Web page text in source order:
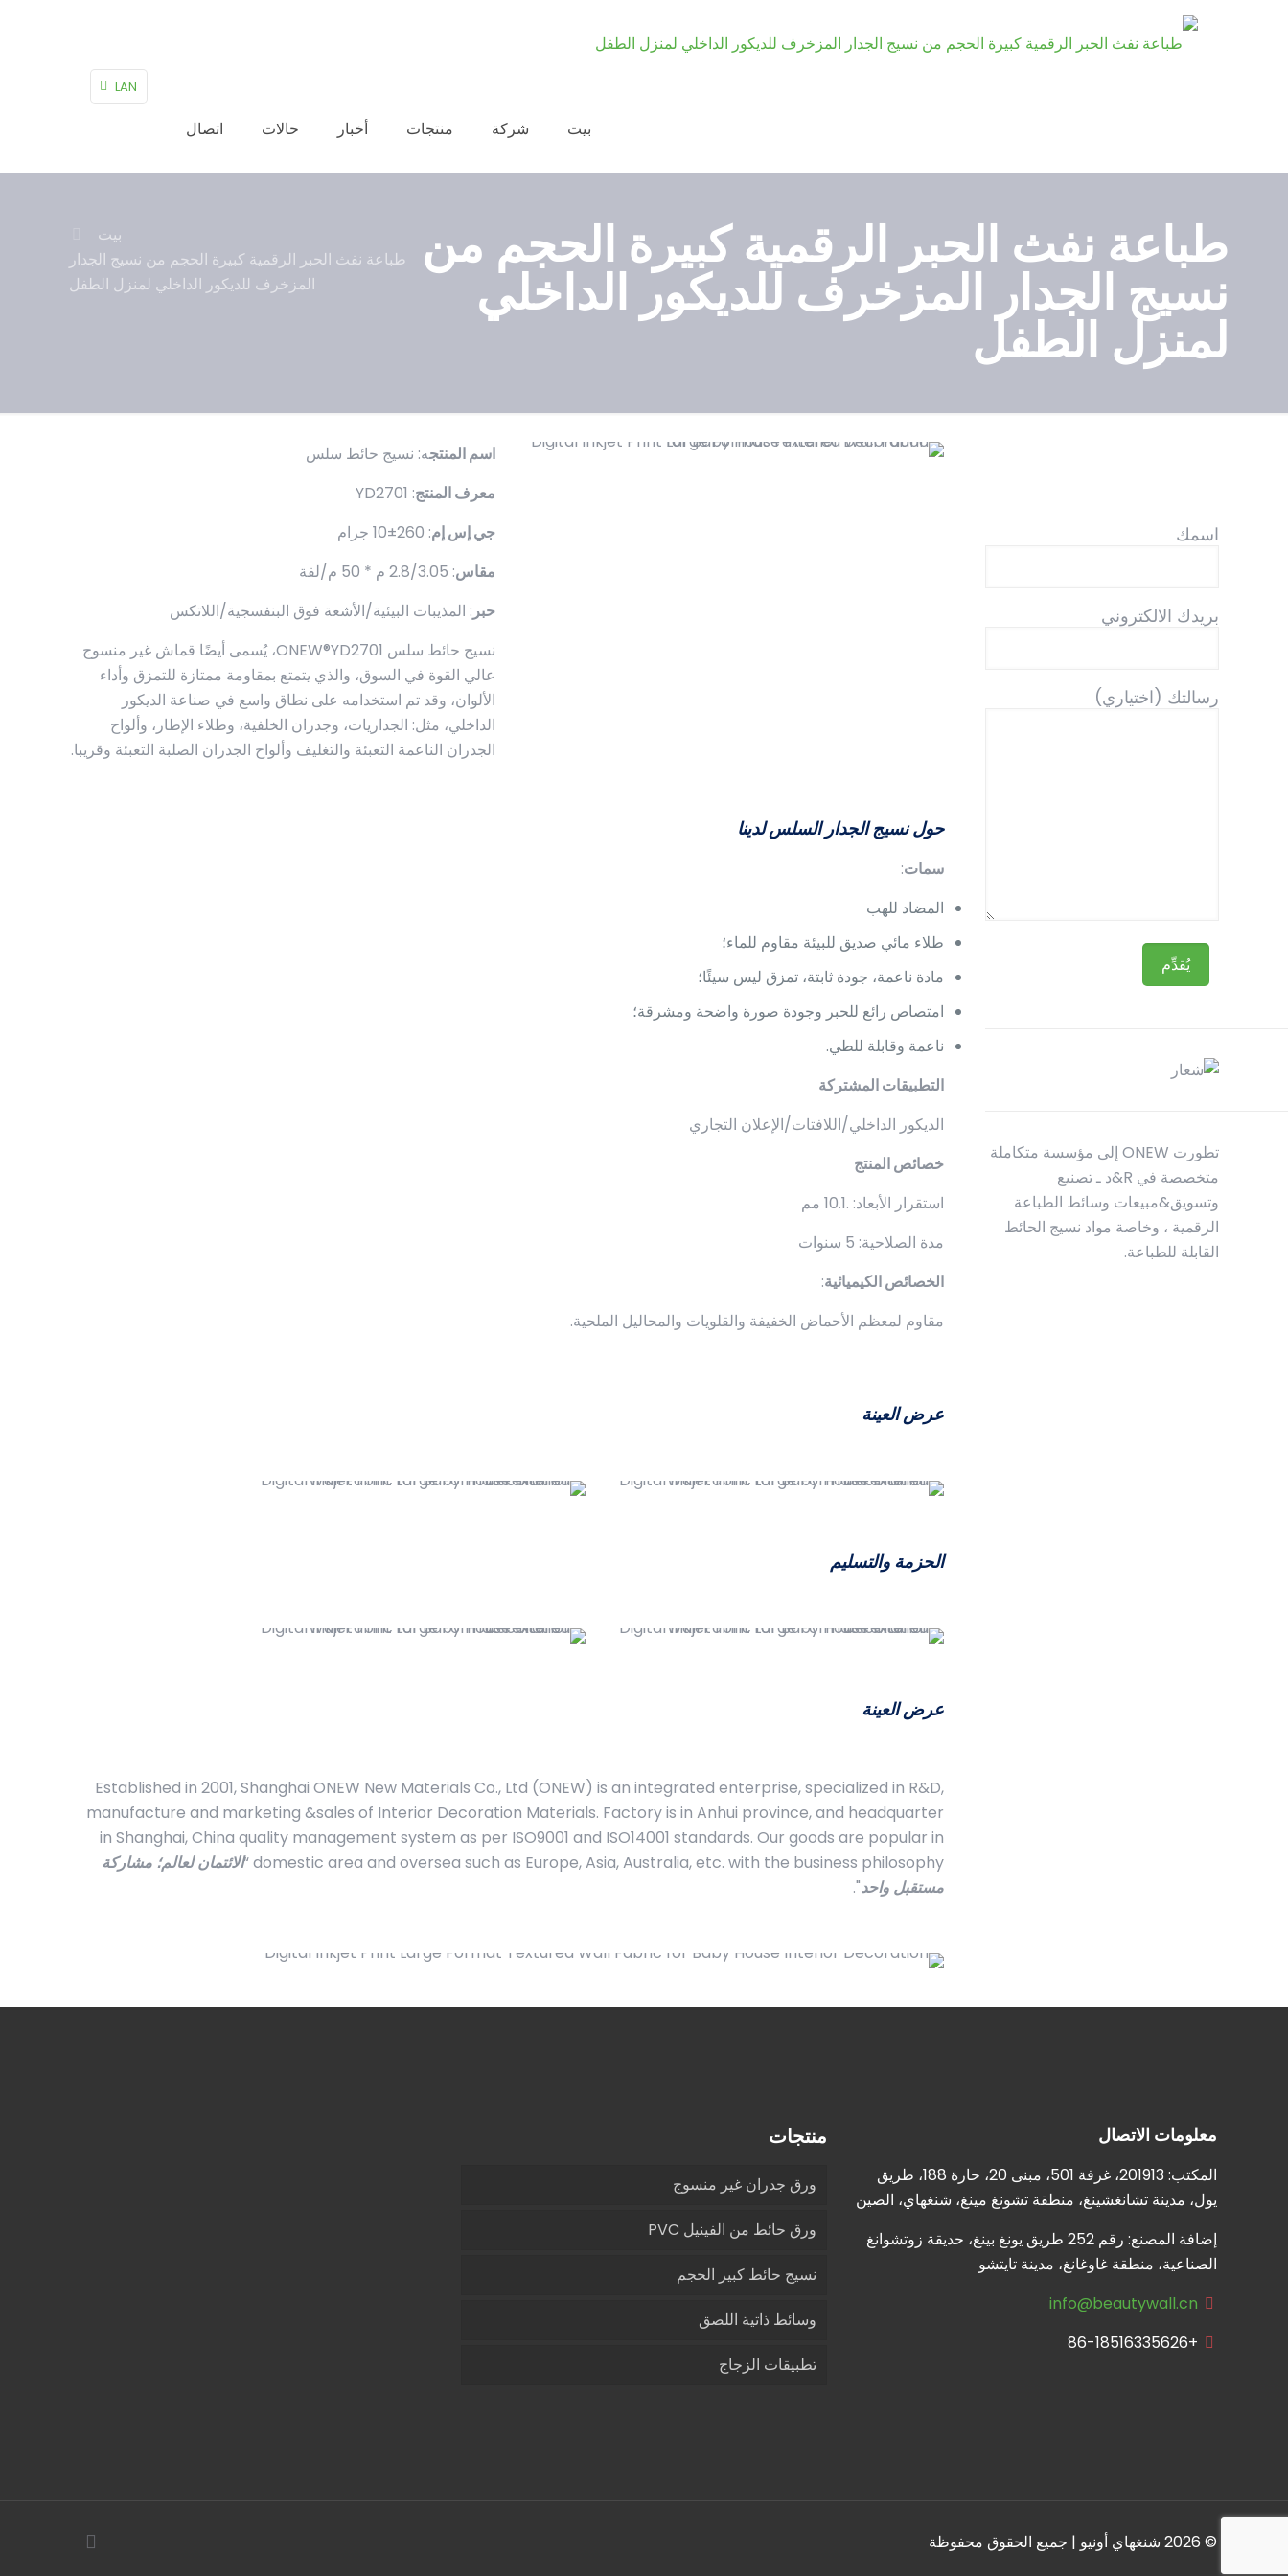
بيت شركة منتجات أخبار حالات اتصال
LAN
طباعة نفث الحبر الرقمية كبيرة الحجم من
نسيج الجدار المزخرف للديكور الداخلي
لمنزل الطفل
بيت
طباعة نفث الحبر الرقمية كبيرة الحجم من نسيج الجدار
المزخرف للديكور الداخلي لمنزل الطفل
اسم المنتجه: نسيج حائط سلس
معرف المنتج: YD2701
جي إس إم: 260±10 جرام
مقاس: 2.8/3.05 م * 50 م/لفة
حبر: المذيبات البيئية/الأشعة فوق البنفسجية/اللاتكس
نسيج حائط سلس ONEW®YD2701، يُسمى أيضًا قماش غير منسوج
عالي القوة في السوق، والذي يتمتع بمقاومة ممتازة للتمزق وأداء
الألوان، وقد تم استخدامه على نطاق واسع في صناعة الديكور
الداخلي، مثل: الجداريات، وجدران الخلفية، وطلاء الإطار، وألواح
الجدران الناعمة التعبئة والتغليف وألواح الجدران الصلبة التعبئة وقريبا.
حول نسيج الجدار السلس لدينا
سمات:
المضاد للهب
طلاء مائي صديق للبيئة مقاوم للماء؛
مادة ناعمة، جودة ثابتة، تمزق ليس سيئًا؛
امتصاص رائع للحبر وجودة صورة واضحة ومشرقة؛
ناعمة وقابلة للطي.
التطبيقات المشتركة
الديكور الداخلي/اللافتات/الإعلان التجاري
خصائص المنتج
استقرار الأبعاد: .10.1 مم
مدة الصلاحية: 5 سنوات
الخصائص الكيميائية:
مقاوم لمعظم الأحماض الخفيفة والقلويات والمحاليل الملحية.
عرض العينة
الحزمة والتسليم
عرض العينة
Established in 2001, Shanghai ONEW New Materials Co., Ltd (ONEW) is an integrated enterprise, specialized in R&D,
manufacture and marketing &sales of Interior Decoration Materials. Factory is in Anhui province, and headquarter
in Shanghai, China quality management system as per ISO9001 and ISO14001 standards. Our goods are popular in
domestic area and oversea such as Europe, Asia, Australia, etc. with the business philosophy “ الائتمان لعالم؛ مشاركة
مستقبل واحد".
اسمك
بريدك الالكتروني
رسالتك (اختياري)
تطورت ONEW إلى مؤسسة متكاملة
متخصصة في R&د ـ تصنيع
وتسويق&مبيعات وسائط الطباعة
الرقمية ، وخاصة مواد نسيج الحائط
القابلة للطباعة.
معلومات الاتصال
المكتب: 201913، غرفة 501، مبنى 20، حارة 188، طريق
يول، مدينة تشانغشينغ، منطقة تشونغ مينغ، شنغهاي، الصين
إضافة المصنع: رقم 252 طريق يونغ بينغ، حديقة زوتشوانغ
الصناعية، منطقة غاوغانغ، مدينة تايتشو
info@beautywall.cn
+86-18516335626
منتجات
ورق جدران غير منسوج
ورق حائط من الفينيل PVC
نسيج حائط كبير الحجم
وسائط ذاتية اللصق
تطبيقات الزجاج
© 2026 شنغهاي أونيو | جميع الحقوق محفوظة